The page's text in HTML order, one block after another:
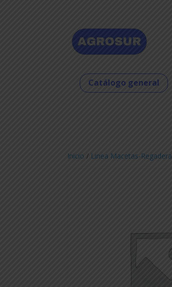
Catálogo general
Inicio / Linea Macetas-